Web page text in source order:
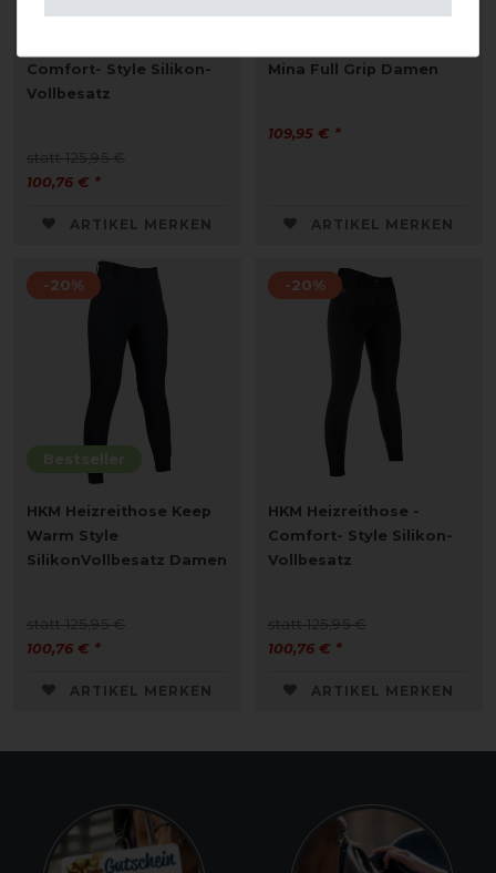
Comfort- Style Silikon-
Vollbesatz
statt 125,95 €
100,76 € *
ARTIKEL MERKEN
Mina Full Grip Damen
109,95 € *
ARTIKEL MERKEN
Bestseller
-20%
HKM Heizreithose Keep
Warm Style
SilikonVollbesatz Damen
statt 125,95 €
100,76 € *
ARTIKEL MERKEN
-20%
HKM Heizreithose -
Comfort- Style Silikon-
Vollbesatz
statt 125,95 €
100,76 € *
ARTIKEL MERKEN